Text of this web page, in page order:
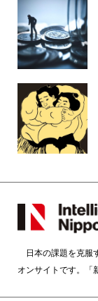
日本の課題を克服
オンサイトです。「